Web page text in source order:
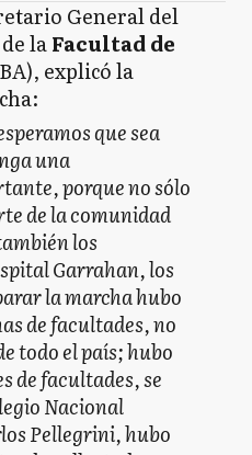
General del
laFacultad de
explicó la
que sea
una
porque no sólo
de la comunidad
los
Garrahan, los
la marcha hubo
de facultades, no
todo el país; hubo
de facultades, se
Nacional
Pellegrini, hubo